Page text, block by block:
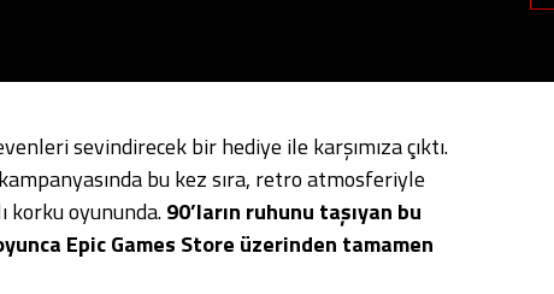
sevindirecek bir hediye ile karşımıza çıktı.
bu kez sıra, retro atmosferiyle
korku oyununda.90’ların ruhunu taşıyan bu
Epic Games Store üzerinden tamamen